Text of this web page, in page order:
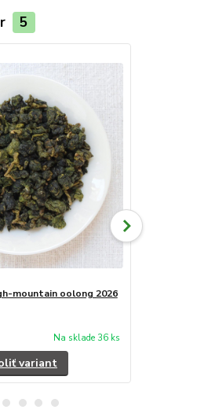
5
mountain oolong 2026
Na sklade 36 ks
variant